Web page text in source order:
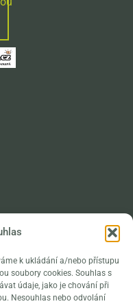
k ukládání a/nebo přístupu
soubory cookies. Souhlas s
údaje, jako je chování při
Nesouhlas nebo odvolání